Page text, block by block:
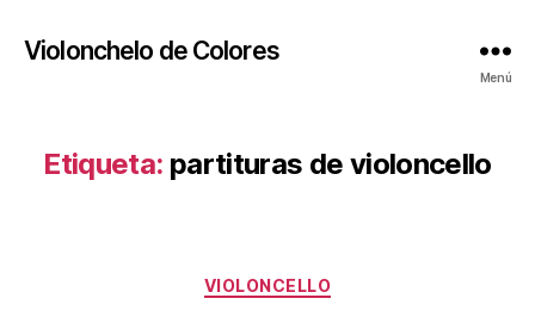
Violonchelo de Colores
Menú
Etiqueta: partituras de violoncello
Categorías
VIOLONCELLO